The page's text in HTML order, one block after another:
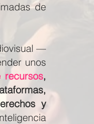
de
—
unos
recursos,
y